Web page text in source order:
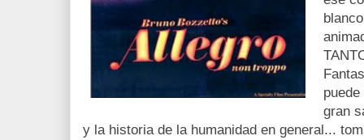
gran
y la historia de la humanidad en general...